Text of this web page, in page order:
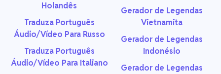
Holandês
Traduza Português
Áudio/Vídeo Para Russo
Traduza Português
Áudio/Vídeo Para Italiano
Gerador de Legendas
Vietnamita
Gerador de Legendas
Indonésio
Gerador de Legendas